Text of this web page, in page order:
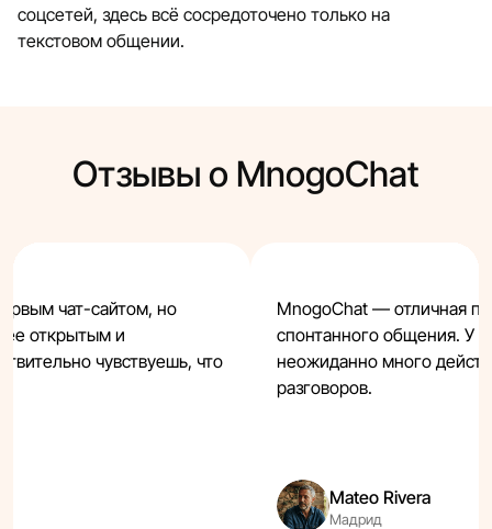
соцсетей, здесь всё сосредоточено только на
текстовом общении.
Отзывы о MnogoChat
чат-сайтом, но
открытым и
чувствуешь, что
MnogoChat — отличная
спонтанного общения. У
неожиданно много
разговоров.
Mateo Rivera
Мадрид